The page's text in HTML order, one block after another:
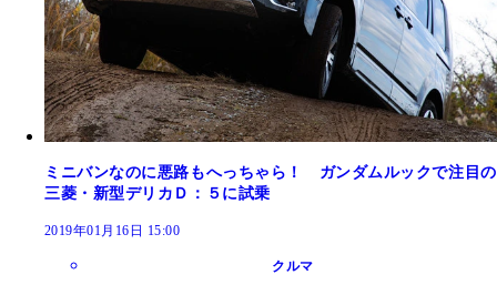
ミニバンなのに悪路もへっちゃら！ ガンダムルックで注目の
三菱・新型デリカＤ：５に試乗
2019年01月16日 15:00
クルマ